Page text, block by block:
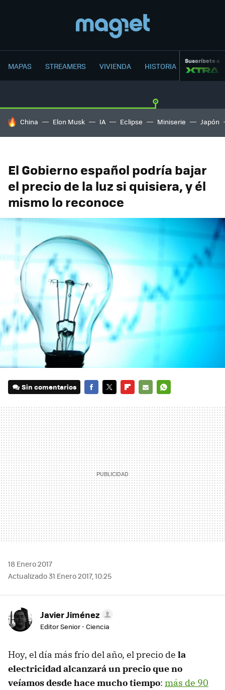
MAPAS STREAMERS VIVIENDA HISTORIA Suscríbete a
HOY SE HABLA DE
China Elon Musk IA Eclipse Miniserie Japón
El Gobierno español podría bajar
el precio de la luz si quisiera, y él
mismo lo reconoce
Sin comentarios
MAIL
18 Enero 2017
Actualizado 31 Enero 2017, 10:25
Javier Jiménez
Editor Senior - Ciencia
Hoy, el día más frío del año, el precio de la
electricidad alcanzará un precio que no
veíamos desde hace mucho tiempo: más de 90